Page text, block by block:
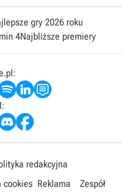
gry 2026 roku
4Najbliższe premiery
redakcyjna
cookies Reklama
Zespół